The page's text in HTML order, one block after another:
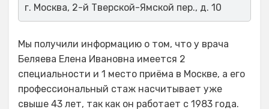
г. Москва, 2-й Тверской-Ямской пер., д. 10
Мы получили информацию о том, что у врача
Беляева Елена Ивановна имеется 2
специальности и 1 место приёма в Москве, а его
профессиональный стаж насчитывает уже
свыше 43 лет, так как он работает с 1983 года.